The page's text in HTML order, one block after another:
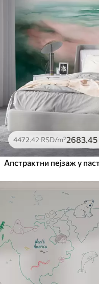
4472.42RSD/m²2683.45